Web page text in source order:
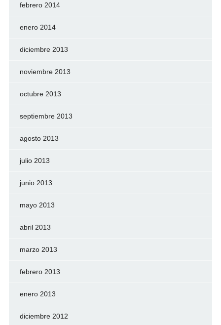
febrero 2014
enero 2014
diciembre 2013
noviembre 2013
octubre 2013
septiembre 2013
agosto 2013
julio 2013
junio 2013
mayo 2013
abril 2013
marzo 2013
febrero 2013
enero 2013
diciembre 2012